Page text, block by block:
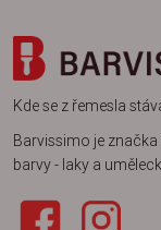
Kde se z řemesla
Barvissimo je
barvy - laky a